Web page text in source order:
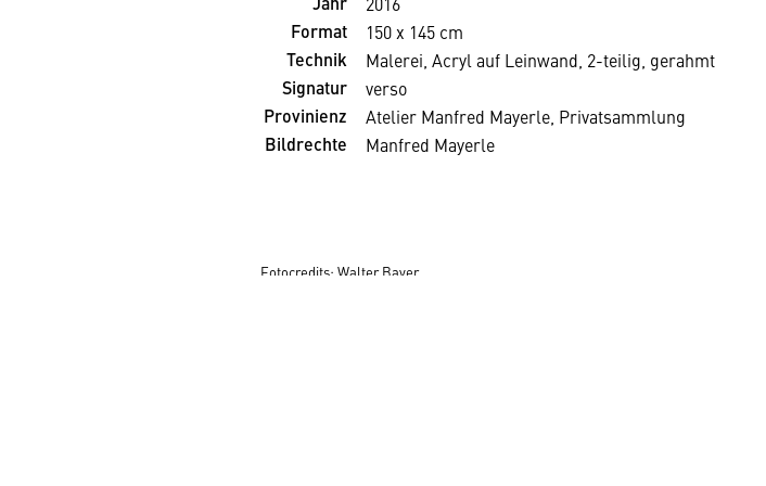
Format 150 x 145 cm
Technik Malerei, Acryl auf Leinwand, 2-teilig, gerahmt
Signatur verso
Provinienz Atelier Manfred Mayerle, Privatsammlung
Bildrechte Manfred Mayerle
Fotocredits: Walter Bayer